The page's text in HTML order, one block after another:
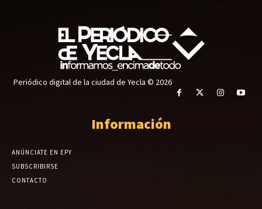
Periódico digital de la ciudad de Yecla © 2026
Información
ANÚNCIATE EN EPY
SUBSCRIBIRSE
CONTACTO